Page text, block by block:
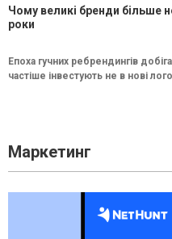
Чому великі бренди більше
роки
Епоха гучних ребрендингів
частіше інвестують не в нові
Маркетинг